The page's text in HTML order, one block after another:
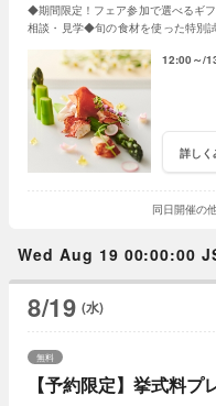
◆期間限定！フェア参加で選べるギ
相談・見学◆旬の食材を使った特別
12:00～
詳しく
同日開催の
Wed Aug 19 00:00:00
8/19 (水)
【予約限定】挙式料
無料